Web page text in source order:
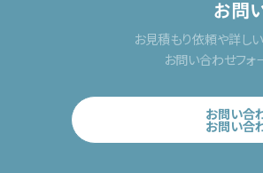
お問
お見積もり依頼や詳し
お問い合わせフォ
お問い合
お問い合